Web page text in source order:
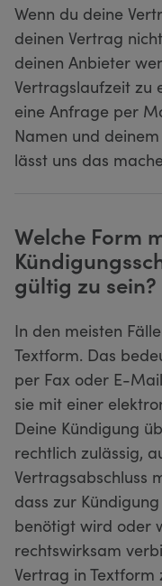
Wenn du deine
deinen Vertrag
deinen Anbieter
Vertragslaufzeit zu
eine Anfrage per
Namen und
lässt uns das
Welche Form
gültig zu sein?
In den meisten
Textform. Das
per Fax oder E-
sie mit einer
Deine Kündigung
rechtlich zulässig,
Vertragsabschluss
dass zur
benötigt wird oder
rechtswirksam
Vertrag in Textform